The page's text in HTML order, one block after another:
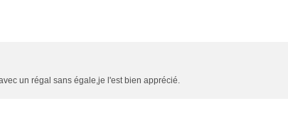
un régal sans égale,je l'est bien apprécié.